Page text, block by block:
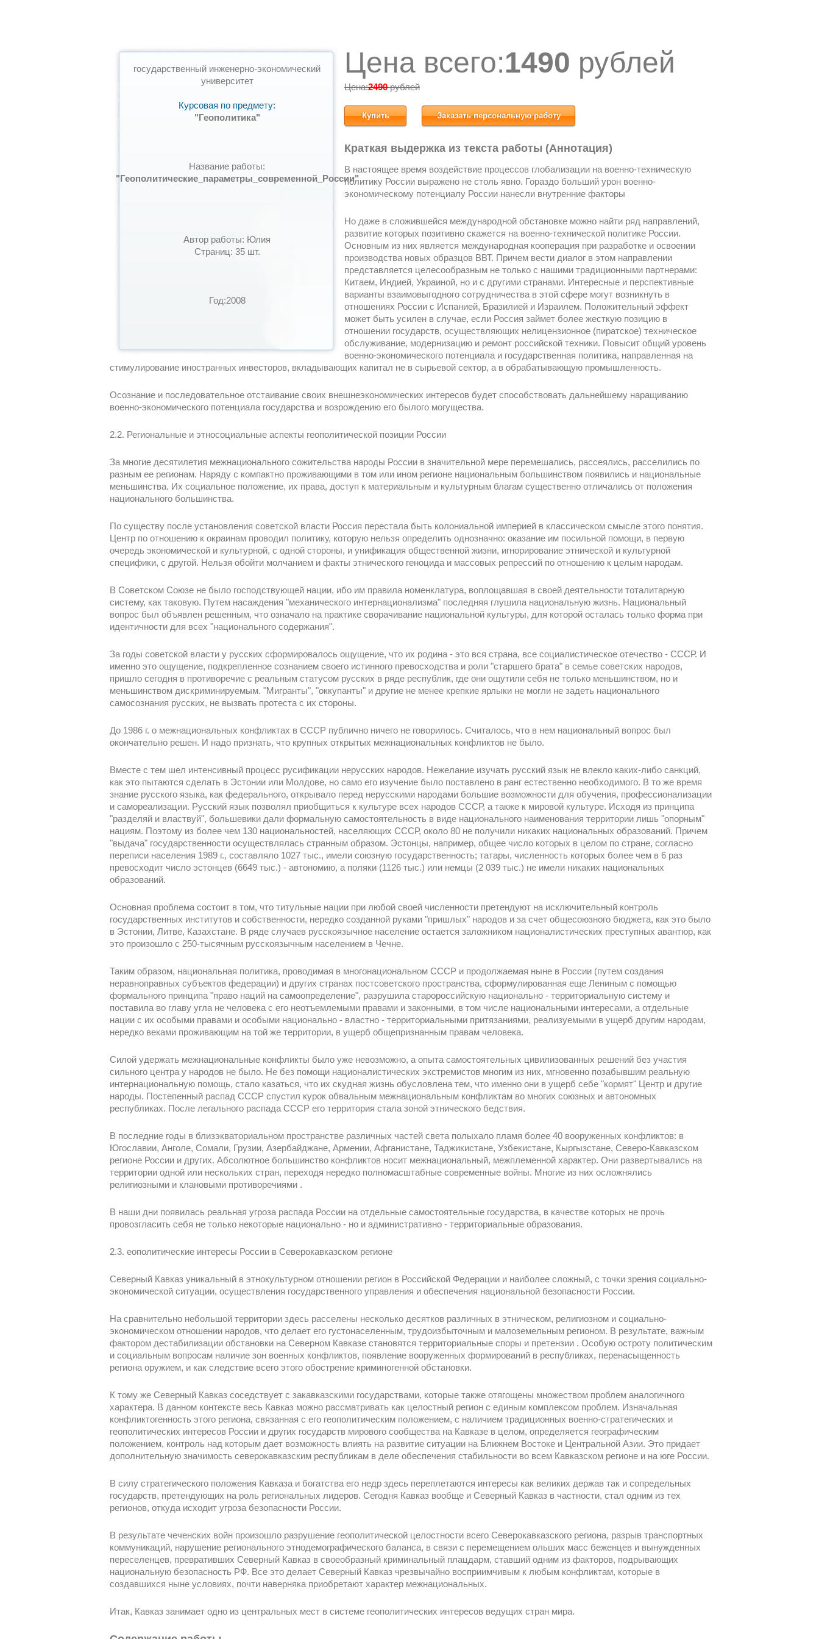
государственный инженерно-экономический
университет
Курсовая по предмету:
"Геополитика"
Название работы:
"Геополитические_параметры_современной_России"
Автор работы: Юлия
Страниц: 35 шт.
Год:2008
Цена всего:1490 рублей
Цена:2490рублей
Купить Заказать персональную работу
Краткая выдержка из текста работы (Аннотация)
В настоящее время воздействие процессов глобализации на военно-техническую
политику России выражено не столь явно. Гораздо больший урон военно-
экономическому потенциалу России нанесли внутренние факторы
Но даже в сложившейся международной обстановке можно найти ряд направлений,
развитие которых позитивно скажется на военно-технической политике России.
Основным из них является международная кооперация при разработке и освоении
производства новых образцов ВВТ. Причем вести диалог в этом направлении
представляется целесообразным не только с нашими традиционными партнерами:
Китаем, Индией, Украиной, но и с другими странами. Интересные и перспективные
варианты взаимовыгодного сотрудничества в этой сфере могут возникнуть в
отношениях России с Испанией, Бразилией и Израилем. Положительный эффект
может быть усилен в случае, если Россия займет более жесткую позицию в
отношении государств, осуществляющих нелицензионное (пиратское) техническое
обслуживание, модернизацию и ремонт российской техники. Повысит общий уровень
военно-экономического потенциала и государственная политика, направленная на
стимулирование иностранных инвесторов, вкладывающих капитал не в сырьевой сектор, а в обрабатывающую промышленность.
Осознание и последовательное отстаивание своих внешнеэкономических интересов будет способствовать дальнейшему наращиванию
военно-экономического потенциала государства и возрождению его былого могущества.
2.2. Региональные и этносоциальные аспекты геополитической позиции России
За многие десятилетия межнационального сожительства народы России в значительной мере перемешались, рассеялись, расселились по
разным ее регионам. Наряду с компактно проживающими в том или ином регионе национальным большинством появились и национальные
меньшинства. Их социальное положение, их права, доступ к материальным и культурным благам существенно отличались от положения
национального большинства.
По существу после установления советской власти Россия перестала быть колониальной империей в классическом смысле этого понятия.
Центр по отношению к окраинам проводил политику, которую нельзя определить однозначно: оказание им посильной помощи, в первую
очередь экономической и культурной, с одной стороны, и унификация общественной жизни, игнорирование этнической и культурной
специфики, с другой. Нельзя обойти молчанием и факты этнического геноцида и массовых репрессий по отношению к целым народам.
В Советском Союзе не было господствующей нации, ибо им правила номенклатура, воплощавшая в своей деятельности тоталитарную
систему, как таковую. Путем насаждения "механического интернационализма" последняя глушила национальную жизнь. Национальный
вопрос был объявлен решенным, что означало на практике сворачивание национальной культуры, для которой осталась только форма при
идентичности для всех "национального содержания".
За годы советской власти у русских сформировалось ощущение, что их родина - это вся страна, все социалистическое отечество - СССР. И
именно это ощущение, подкрепленное сознанием своего истинного превосходства и роли "старшего брата" в семье советских народов,
пришло сегодня в противоречие с реальным статусом русских в ряде республик, где они ощутили себя не только меньшинством, но и
меньшинством дискриминируемым. "Мигранты", "оккупанты" и другие не менее крепкие ярлыки не могли не задеть национального
самосознания русских, не вызвать протеста с их стороны.
До 1986 г. о межнациональных конфликтах в СССР публично ничего не говорилось. Считалось, что в нем национальный вопрос был
окончательно решен. И надо признать, что крупных открытых межнациональных конфликтов не было.
Вместе с тем шел интенсивный процесс русификации нерусских народов. Нежелание изучать русский язык не влекло каких-либо санкций,
как это пытаются сделать в Эстонии или Молдове, но само его изучение было поставлено в ранг естественно необходимого. В то же время
знание русского языка, как федерального, открывало перед нерусскими народами большие возможности для обучения, профессионализации
и самореализации. Русский язык позволял приобщиться к культуре всех народов СССР, а также к мировой культуре. Исходя из принципа
"разделяй и властвуй", большевики дали формальную самостоятельность в виде национального наименования территории лишь "опорным"
нациям. Поэтому из более чем 130 национальностей, населяющих СССР, около 80 не получили никаких национальных образований. Причем
"выдача" государственности осуществлялась странным образом. Эстонцы, например, общее число которых в целом по стране, согласно
переписи населения 1989 г., составляло 1027 тыс., имели союзную государственность; татары, численность которых более чем в 6 раз
превосходит число эстонцев (6649 тыс.) - автономию, а поляки (1126 тыс.) или немцы (2 039 тыс.) не имели никаких национальных
образований.
Основная проблема состоит в том, что титульные нации при любой своей численности претендуют на исключительный контроль
государственных институтов и собственности, нередко созданной руками "пришлых" народов и за счет общесоюзного бюджета, как это было
в Эстонии, Литве, Казахстане. В ряде случаев русскоязычное население остается заложником националистических преступных авантюр, как
это произошло с 250-тысячным русскоязычным населением в Чечне.
Таким образом, национальная политика, проводимая в многонациональном СССР и продолжаемая ныне в России (путем создания
неравноправных субъектов федерации) и других странах постсоветского пространства, сформулированная еще Лениным с помощью
формального принципа "право наций на самоопределение", разрушила старороссийскую национально - территориальную систему и
поставила во главу угла не человека с его неотъемлемыми правами и законными, в том числе национальными интересами, а отдельные
нации с их особыми правами и особыми национально - властно - территориальными притязаниями, реализуемыми в ущерб другим народам,
нередко веками проживающим на той же территории, в ущерб общепризнанным правам человека.
Силой удержать межнациональные конфликты было уже невозможно, а опыта самостоятельных цивилизованных решений без участия
сильного центра у народов не было. Не без помощи националистических экстремистов многим из них, мгновенно позабывшим реальную
интернациональную помощь, стало казаться, что их скудная жизнь обусловлена тем, что именно они в ущерб себе "кормят" Центр и другие
народы. Постепенный распад СССР спустил курок обвальным межнациональным конфликтам во многих союзных и автономных
республиках. После легального распада СССР его территория стала зоной этнического бедствия.
В последние годы в близэкваториальном пространстве различных частей света полыхало пламя более 40 вооруженных конфликтов: в
Югославии, Анголе, Сомали, Грузии, Азербайджане, Армении, Афганистане, Таджикистане, Узбекистане, Кыргызстане, Северо-Кавказском
регионе России и других. Абсолютное большинство конфликтов носит межнациональный, межплеменной характер. Они развертывались на
территории одной или нескольких стран, переходя нередко полномасштабные современные войны. Многие из них осложнялись
религиозными и клановыми противоречиями .
В наши дни появилась реальная угроза распада России на отдельные самостоятельные государства, в качестве которых не прочь
провозгласить себя не только некоторые национально - но и административно - территориальные образования.
2.3. еополитические интересы России в Северокавказском регионе
Северный Кавказ уникальный в этнокультурном отношении регион в Российской Федерации и наиболее сложный, с точки зрения социально-
экономической ситуации, осуществления государственного управления и обеспечения национальной безопасности России.
На сравнительно небольшой территории здесь расселены несколько десятков различных в этническом, религиозном и социально-
экономическом отношении народов, что делает его густонаселенным, трудоизбыточным и малоземельным регионом. В результате, важным
фактором дестабилизации обстановки на Северном Кавказе становятся территориальные споры и претензии . Особую остроту политическим
и социальным вопросам наличие зон военных конфликтов, появление вооруженных формирований в республиках, перенасыщенность
региона оружием, и как следствие всего этого обострение криминогенной обстановки.
К тому же Северный Кавказ соседствует с закавказскими государствами, которые также отягощены множеством проблем аналогичного
характера. В данном контексте весь Кавказ можно рассматривать как целостный регион с единым комплексом проблем. Изначальная
конфликтогенность этого региона, связанная с его геополитическим положением, с наличием традиционных военно-стратегических и
геополитических интересов России и других государств мирового сообщества на Кавказе в целом, определяется географическим
положением, контроль над которым дает возможность влиять на развитие ситуации на Ближнем Востоке и Центральной Азии. Это придает
дополнительную значимость северокавказским республикам в деле обеспечения стабильности во всем Кавказском регионе и на юге России.
В силу стратегического положения Кавказа и богатства его недр здесь переплетаются интересы как великих держав так и сопредельных
государств, претендующих на роль региональных лидеров. Сегодня Кавказ вообще и Северный Кавказ в частности, стал одним из тех
регионов, откуда исходит угроза безопасности России.
В результате чеченских войн произошло разрушение геополитической целостности всего Северокавказского региона, разрыв транспортных
коммуникаций, нарушение регионального этнодемографического баланса, в связи с перемещением ольших масс беженцев и вынужденных
переселенцев, превративших Северный Кавказ в своеобразный криминальный плацдарм, ставший одним из факторов, подрывающих
национальную безопасность РФ. Все это делает Северный Кавказ чрезвычайно восприимчивым к любым конфликтам, которые в
создавшихся ныне условиях, почти наверняка приобретают характер межнациональных.
Итак, Кавказ занимает одно из центральных мест в системе геополитических интересов ведущих стран мира.